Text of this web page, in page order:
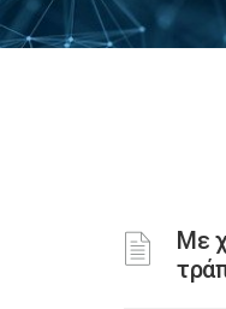
Με